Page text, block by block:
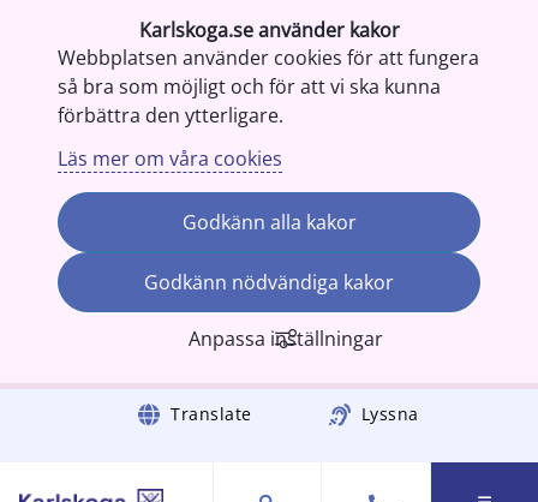
Karlskoga.se använder kakor
Webbplatsen använder cookies för att fungera
så bra som möjligt och för att vi ska kunna
förbättra den ytterligare.
Läs mer om våra cookies
Godkänn alla kakor
Godkänn nödvändiga kakor
Anpassa inställningar
Gå till innehåll Translate Lyssna